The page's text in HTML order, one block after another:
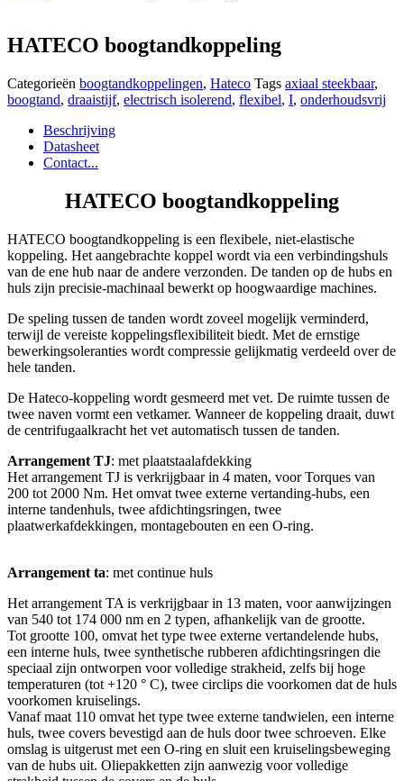
HATECO boogtandkoppeling
Categorieën boogtandkoppelingen, Hateco Tags axiaal steekbaar,
boogtand, draaistijf, electrisch isolerend, flexibel, I, onderhoudsvrij
Beschrijving
Datasheet
Contact...
HATECO boogtandkoppeling
HATECO boogtandkoppeling is een flexibele, niet-elastische
koppeling. Het aangebrachte koppel wordt via een verbindingshuls
van de ene hub naar de andere verzonden. De tanden op de hubs en
huls zijn precisie-machinaal bewerkt op hoogwaardige machines.
De speling tussen de tanden wordt zoveel mogelijk verminderd,
terwijl de vereiste koppelingsflexibiliteit biedt. Met de ernstige
bewerkingsoleranties wordt compressie gelijkmatig verdeeld over de
hele tanden.
De Hateco-koppeling wordt gesmeerd met vet. De ruimte tussen de
twee naven vormt een vetkamer. Wanneer de koppeling draait, duwt
de centrifugaalkracht het vet automatisch tussen de tanden.
Arrangement TJ: met plaatstaalafdekking
Het arrangement TJ is verkrijgbaar in 4 maten, voor Torques van
200 tot 2000 Nm. Het omvat twee externe vertanding-hubs, een
interne tandenhuls, twee afdichtingsringen, twee
plaatwerkafdekkingen, montagebouten en een O-ring.
Arrangement ta: met continue huls
Het arrangement TA is verkrijgbaar in 13 maten, voor aanwijzingen
van 540 tot 174 000 nm en 2 typen, afhankelijk van de grootte.
Tot grootte 100, omvat het type twee externe vertandelende hubs,
een interne huls, twee synthetische rubberen afdichtingsringen die
speciaal zijn ontworpen voor volledige strakheid, zelfs bij hoge
temperaturen (tot +120 ° C), twee circlips die voorkomen dat de huls
voorkomen kruiselings.
Vanaf maat 110 omvat het type twee externe tandwielen, een interne
huls, twee covers bevestigd aan de huls door twee schroeven. Elke
omslag is uitgerust met een O-ring en sluit een kruiselingsbeweging
van de hubs uit. Oliepakketten zijn aanwezig voor volledige